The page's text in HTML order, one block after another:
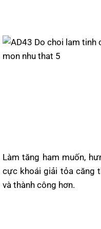
Làm tăng ham muốn,
cực khoái giải tỏa căng
và thành công hơn.